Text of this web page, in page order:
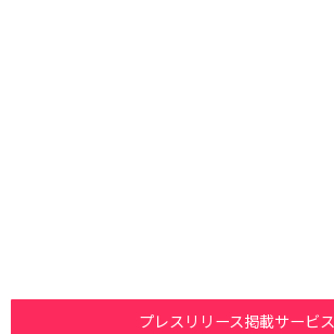
プレスリリース掲載サービス